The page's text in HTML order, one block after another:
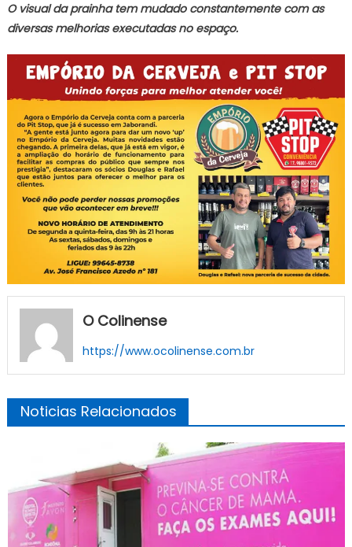
O visual da prainha tem mudado constantemente com as
diversas melhorias executadas no espaço.
O Colinense
https://www.ocolinense.com.br
Noticias Relacionados